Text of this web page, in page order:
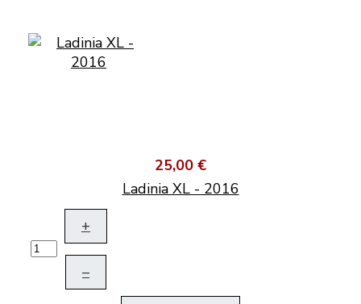
25,00 €
Ladinia XL - 2016
+
–